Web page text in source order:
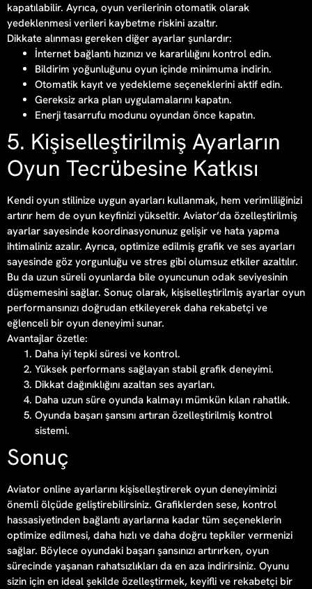
kapatılabilir. Ayrıca, oyun verilerinin otomatik olarak
yedeklenmesi verileri kaybetme riskini azaltır.
Dikkate alınması gereken diğer ayarlar şunlardır:
İnternet bağlantı hızınızı ve kararlılığını kontrol edin.
Bildirim yoğunluğunu oyun içinde minimuma indirin.
Otomatik kayıt ve yedekleme seçeneklerini aktif edin.
Gereksiz arka plan uygulamalarını kapatın.
Enerji tasarrufu modunu oyundan önce kapatın.
5. Kişiselleştirilmiş Ayarların
Oyun Tecrübesine Katkısı
Kendi oyun stilinize uygun ayarları kullanmak, hem verimliliğinizi
artırır hem de oyun keyfinizi yükseltir. Aviator’da özelleştirilmiş
ayarlar sayesinde koordinasyonunuz gelişir ve hata yapma
ihtimaliniz azalır. Ayrıca, optimize edilmiş grafik ve ses ayarları
sayesinde göz yorgunluğu ve stres gibi olumsuz etkiler azaltılır.
Bu da uzun süreli oyunlarda bile oyuncunun odak seviyesinin
düşmemesini sağlar. Sonuç olarak, kişiselleştirilmiş ayarlar oyun
performansınızı doğrudan etkileyerek daha rekabetçi ve
eğlenceli bir oyun deneyimi sunar.
Avantajlar özetle:
Daha iyi tepki süresi ve kontrol.
Yüksek performans sağlayan stabil grafik deneyimi.
Dikkat dağınıklığını azaltan ses ayarları.
Daha uzun süre oyunda kalmayı mümkün kılan rahatlık.
Oyunda başarı şansını artıran özelleştirilmiş kontrol
sistemi.
Sonuç
Aviator online ayarlarını kişiselleştirerek oyun deneyiminizi
önemli ölçüde geliştirebilirsiniz. Grafiklerden sese, kontrol
hassasiyetinden bağlantı ayarlarına kadar tüm seçeneklerin
optimize edilmesi, daha hızlı ve daha doğru tepkiler vermenizi
sağlar. Böylece oyundaki başarı şansınızı artırırken, oyun
sürecinde yaşanan rahatsızlıkları da en aza indirirsiniz. Oyunu
sizin için en ideal şekilde özelleştirmek, keyifli ve rekabetçi bir